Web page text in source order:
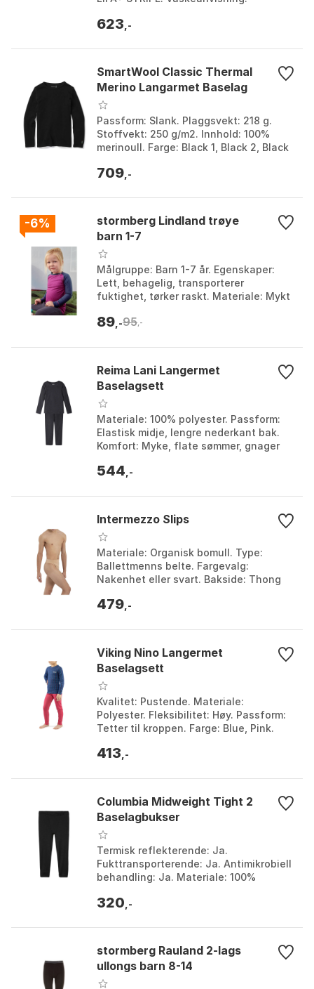
tørketrommel, ikke strykes. Egens...
623 ,-
SmartWool Classic Thermal
Merino Langarmet Baselag
Passform: Slank. Plaggsvekt: 218 g.
Stoffvekt: 250 g/m2. Innhold: 100%
merinoull. Farge: Black 1, Black 2, Black
Charcoal heat...
709 ,-
-6%
stormberg Lindland trøye
barn 1-7
Målgruppe: Barn 1-7 år. Egenskaper:
Lett, behagelig, transporterer
fuktighet, tørker raskt. Materiale: Mykt
trening, bruk hel...
89 ,-95 ,-
Reima Lani Langermet
Baselagsett
Materiale: 100% polyester. Passform:
Elastisk midje, lengre nederkant bak.
Komfort: Myke, flate sømmer, gnager
transporter...
544 ,-
Intermezzo Slips
Materiale: Organisk bomull. Type:
Ballettmenns belte. Fargevalg:
Nakenhet eller svart. Bakside: Thong
8Y.
479 ,-
Viking Nino Langermet
Baselagsett
Kvalitet: Pustende. Materiale:
Polyester. Fleksibilitet: Høy. Passform:
Tetter til kroppen. Farge: Blue, Pink.
152cm.
413 ,-
Columbia Midweight Tight 2
Baselagbukser
Termisk reflekterende: Ja.
Fukttransporterende: Ja. Antimikrobiell
behandling: Ja. Materiale: 100%
Størrelse: 10-12Y, 12-13Y,...
320 ,-
stormberg Rauland 2-lags
ullongs barn 8-14